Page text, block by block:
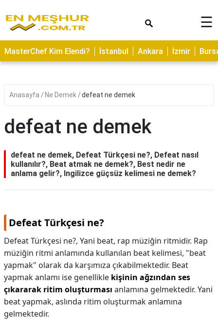
ASTROLOJİ
SAĞLIK
YERLER
NEDİR
İLETİŞİM
☰
MasterChef Kim Elendi? İstanbul Ankara İzmir
Anasayfa Ne Demek defeat ne demek
defeat ne demek
defeat ne demek, Defeat Türkçesi ne?, Defeat nasıl
kullanılır?, Beat atmak ne demek?, Best nedir ne
anlama gelir?, Ingilizce güçsüz kelimesi ne demek?
Defeat Türkçesi ne?
Defeat Türkçesi ne?, Yani beat, rap müziğin ritmidir. Rap
müziğin ritmi anlamında kullanılan beat kelimesi, "beat
yapmak" olarak da karşımıza çıkabilmektedir. Beat
yapmak anlamı ise genellikle kişinin ağzından ses
çıkararak ritim oluşturması anlamına gelmektedir. Yani
beat yapmak, aslında ritim oluşturmak anlamına
gelmektedir.